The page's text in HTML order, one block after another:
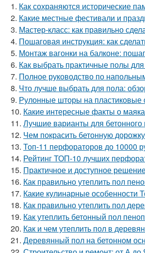
1. Как сохраняются исторические
2. Какие местные фестивали и
3. Мастер-класс: как правильно
4. Пошаговая инструкция: как
5. Монтаж вагонки на балконе:
6. Как выбрать практичные полы
7. Полное руководство по
8. Что лучше выбрать для пола:
9. Рулонные шторы на пластиковые
10. Какие интересные факты о
11. Лучшие варианты для
12. Чем покрасить бетонную
13. Топ-11 перфораторов до 10000
14. Рейтинг ТОП-10 лучших
15. Практичное и доступное
16. Как правильно утеплить пол
17. Какие кулинарные особенности
18. Как правильно утеплить пол
19. Как утеплить бетонный пол
20. Как и чем утеплить пол в
21. Деревянный пол на бетонном